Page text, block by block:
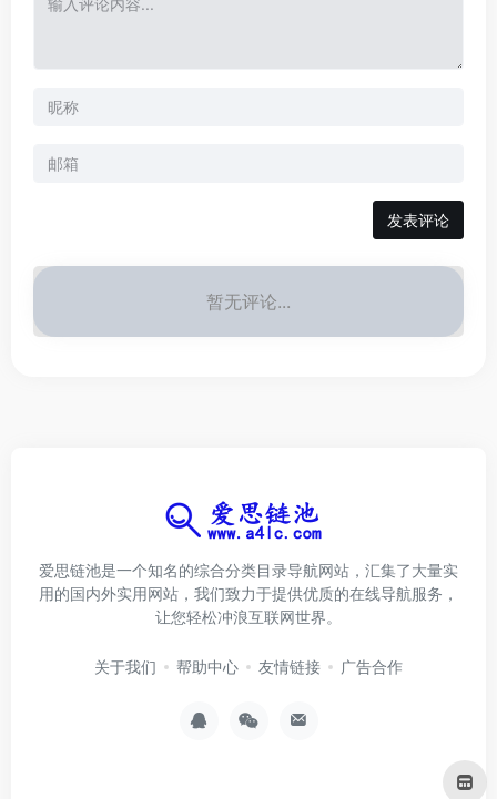
发表评论
暂无评论...
爱思链池是一个知名的综合分类目录导航网站，汇集了大量实
用的国内外实用网站，我们致力于提供优质的在线导航服务，
让您轻松冲浪互联网世界。
关于我们 帮助中心 友情链接 广告合作